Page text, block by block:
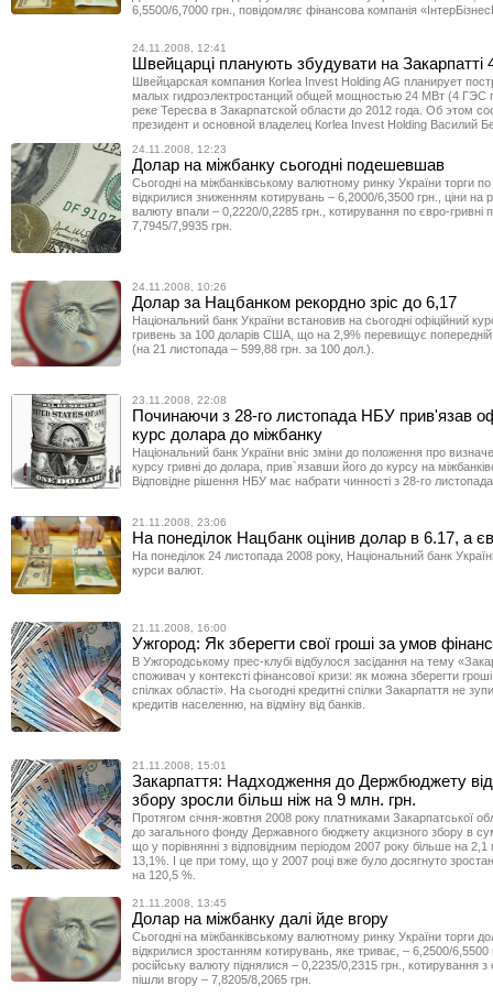
6,5500/6,7000 грн., повідомляє фінансова компанія
24.11.2008, 12:41
Швейцарці планують збудувати на Закарпатті
Швейцарская компания Кorlea Invest Holding AG планирует
малых гидроэлектростанций общей мощностью 24 МВт (4 ГЭС
реке Тересва в Закарпатской области до 2012 года. Об этом
президент и основной владелец Кorlea Invest Holding Василий
24.11.2008, 12:23
Долар на міжбанку сьогодні подешевшав
Сьогодні на міжбанківському валютному ринку України торги
відкрилися зниженням котирувань – 6,2000/6,3500 грн., ціни на
валюту впали – 0,2220/0,2285 грн., котирування по євро-гривні
7,7945/7,9935 грн.
24.11.2008, 10:26
Долар за Нацбанком рекордно зріс до 6,17
Національний банк України встановив на сьогодні офіційний
гривень за 100 доларів США, що на 2,9% перевищує попередній
(на 21 листопада – 599,88 грн. за 100 дол.).
23.11.2008, 22:08
Починаючи з 28-го листопада НБУ прив'язав
курс долара до міжбанку
Національний банк України вніс зміни до положення про
курсу гривні до долара, прив`язавши його до курсу на
Відповідне рішення НБУ має набрати чинності з 28-го
21.11.2008, 23:06
На понеділок Нацбанк оцінив долар в 6.17, а
На понеділок 24 листопада 2008 року, Національний банк
курси валют.
21.11.2008, 16:00
Ужгород: Як зберегти свої гроші за умов
В Ужгородському прес-клубі відбулося засідання на тему
споживач у контексті фінансової кризи: як можна зберегти
спілках області». На сьогодні кредитні спілки Закарпаття не
кредитів населенню, на відміну від банків.
21.11.2008, 15:01
Закарпаття: Надходження до Держбюджету від
збору зросли більш ніж на 9 млн. грн.
Протягом січня-жовтня 2008 року платниками Закарпатської
до загального фонду Державного бюджету акцизного збору в
що у порівнянні з відповідним періодом 2007 року більше на
13,1%. І це при тому, що у 2007 році вже було досягнуто
на 120,5 %.
21.11.2008, 13:45
Долар на міжбанку далі йде вгору
Сьогодні на міжбанківському валютному ринку України торги
відкрилися зростанням котирувань, яке триває, – 6,2500/6,5500
російську валюту піднялися – 0,2235/0,2315 грн., котирування з
пішли вгору – 7,8205/8,2065 грн.